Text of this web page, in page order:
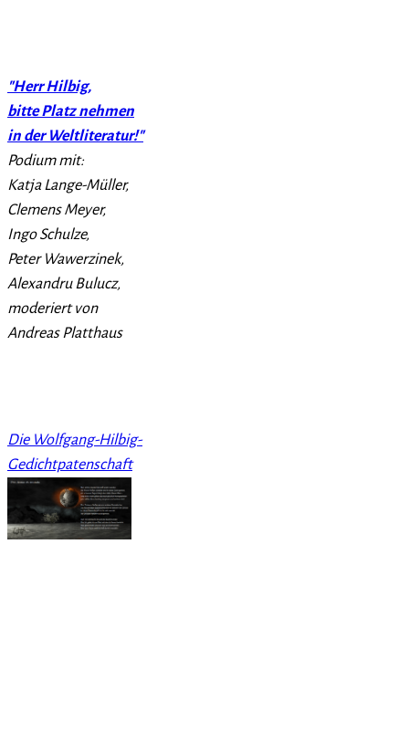
"Herr Hilbig,
bitte Platz nehmen
in der Weltliteratur!"
Podium mit:
Katja Lange-Müller,
Clemens Meyer,
Ingo Schulze,
Peter Wawerzinek,
Alexandru Bulucz,
moderiert von
Andreas Platthaus
Die Wolfgang-Hilbig-
Gedichtpatenschaft